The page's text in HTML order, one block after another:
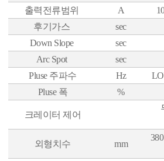
출력전류범위
A
후기가스
sec
Down Slope
sec
Arc Spot
sec
Pluse 주파수
Hz
Pluse 폭
%
크레이터 제어
외형치수 mm